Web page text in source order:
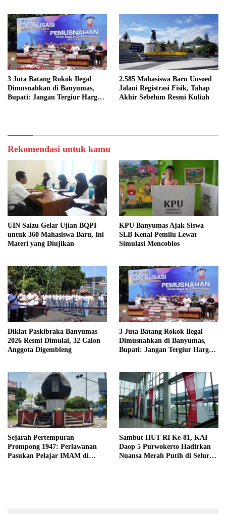
3 Juta Batang Rokok Ilegal
Dimusnahkan di Banyumas,
Bupati: Jangan Tergiur Harga
2.585 Mahasiswa Baru Unsoed
Jalani Registrasi Fisik, Tahap
Akhir Sebelum Resmi Kuliah
Rekomendasi untuk kamu
UIN Saizu Gelar Ujian BQPI
untuk 360 Mahasiswa Baru, Ini
Materi yang Diujikan
KPU Banyumas Ajak Siswa
SLB Kenal Pemilu Lewat
Simulasi Mencoblos
Diklat Paskibraka Banyumas
2026 Resmi Dimulai, 32 Calon
Anggota Digembleng
3 Juta Batang Rokok Ilegal
Dimusnahkan di Banyumas,
Bupati: Jangan Tergiur Harga
Sejarah Pertempuran
Prompong 1947: Perlawanan
Pasukan Pelajar IMAM di
Sambut HUT RI Ke-81, KAI
Daop 5 Purwokerto Hadirkan
Nuansa Merah Putih di Seluruh